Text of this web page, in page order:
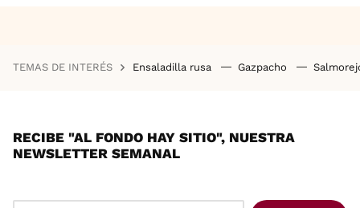
TEMAS DE INTERÉS Ensaladilla rusa Gazpacho
RECIBE "AL FONDO HAY SITIO", NUESTRA
NEWSLETTER SEMANAL